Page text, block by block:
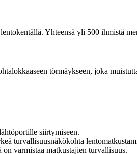
Yhteensä yli 500 ihmistä
törmäykseen, joka
siirtymiseen.
turvallisuusnäkökohta
varmistaa matkustajien turvallisuus.